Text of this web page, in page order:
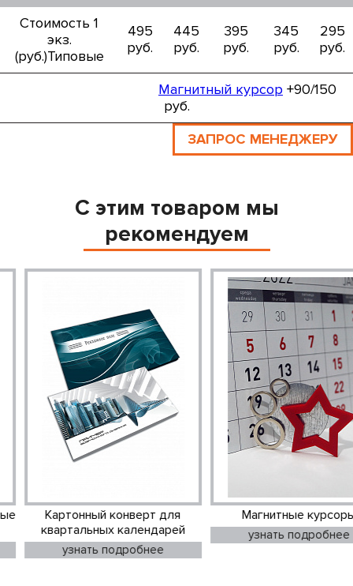
Стоимость 1
экз.
(руб.)Типовые
495
руб.
445
руб.
395
руб.
345
руб.
295
руб.
Магнитный курсор +90/150
руб.
ЗАПРОС МЕНЕДЖЕРУ
С этим товаром мы
рекомендуем
курсоры
подробнее
Магнитные курсоры из
пластика